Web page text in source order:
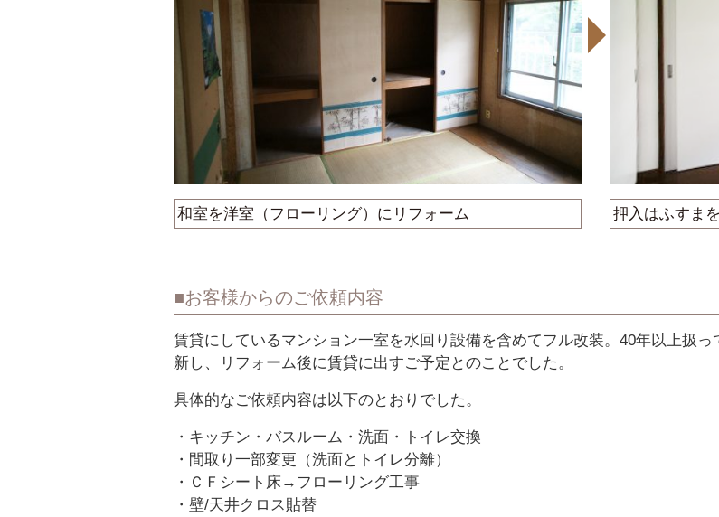
和室を洋室（フローリング）にリフォーム 押入はふすま
お客様からのご依頼内容
賃貸にしているマンション一室を水回り設備を含めてフル改装。40年以上扱
新し、リフォーム後に賃貸に出すご予定とのことでした。
具体的なご依頼内容は以下のとおりでした。
・キッチン・バスルーム・洗面・トイレ交換
・間取り一部変更（洗面とトイレ分離）
・ＣＦシート床→フローリング工事
・壁/天井クロス貼替